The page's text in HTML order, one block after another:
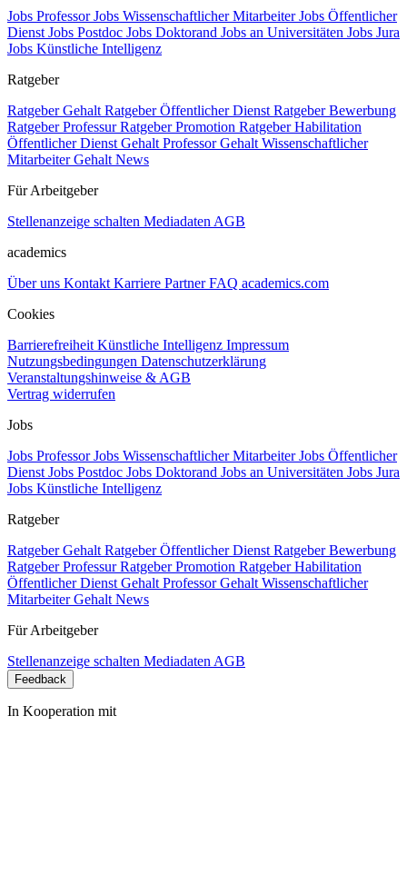
Jobs ProfessorJobs Wissenschaftlicher MitarbeiterJobs Öffentlicher
Dienst Jobs Postdoc Jobs Doktorand Jobs an Universitäten Jobs Jura
Jobs Künstliche Intelligenz
Ratgeber
Ratgeber Gehalt Ratgeber Öffentlicher Dienst Ratgeber Bewerbung
Ratgeber ProfessurRatgeber Promotion Ratgeber Habilitation
Öffentlicher Dienst Gehalt Professor Gehalt Wissenschaftlicher
Mitarbeiter Gehalt News
Für Arbeitgeber
Stellenanzeige schalten Mediadaten AGB
academics
Über uns Kontakt Karriere PartnerFAQ academics.com
Cookies
Barrierefreiheit Künstliche Intelligenz Impressum
Nutzungsbedingungen Datenschutzerklärung
Veranstaltungshinweise & AGB
Vertrag widerrufen
Jobs
Jobs ProfessorJobs Wissenschaftlicher MitarbeiterJobs Öffentlicher
Dienst Jobs Postdoc Jobs Doktorand Jobs an Universitäten Jobs Jura
Jobs Künstliche Intelligenz
Ratgeber
Ratgeber Gehalt Ratgeber Öffentlicher Dienst Ratgeber Bewerbung
Ratgeber ProfessurRatgeber Promotion Ratgeber Habilitation
Öffentlicher Dienst Gehalt Professor Gehalt Wissenschaftlicher
Mitarbeiter Gehalt News
Für Arbeitgeber
Stellenanzeige schalten Mediadaten AGB
Feedback
In Kooperation mit